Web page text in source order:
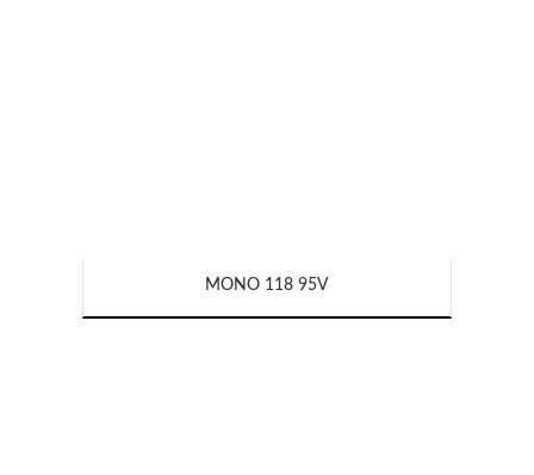
MONO 118 95V